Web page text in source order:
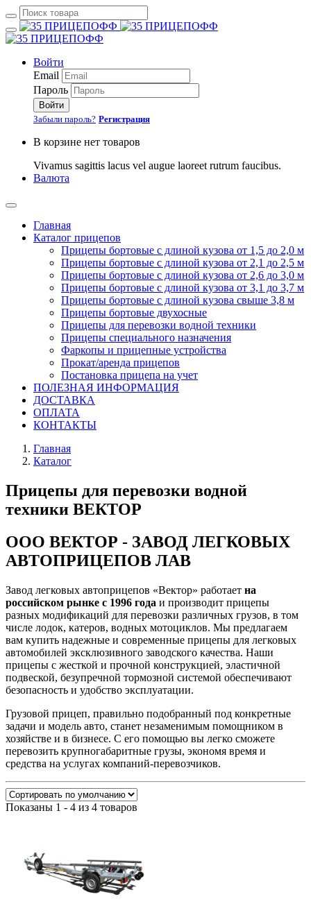
Войти
Email
Пароль
Войти
Забыли пароль? Регистрация
В корзине нет товаров
Vivamus sagittis lacus vel augue laoreet rutrum faucibus.
Валюта
Главная
Каталог прицепов
Прицепы бортовые с длиной кузова от 1,5 до 2,0 м
Прицепы бортовые с длиной кузова от 2,1 до 2,5 м
Прицепы бортовые с длиной кузова от 2,6 до 3,0 м
Прицепы бортовые с длиной кузова от 3,1 до 3,7 м
Прицепы бортовые с длиной кузова свыше 3,8 м
Прицепы бортовые двухосные
Прицепы для перевозки водной техники
Прицепы специального назначения
Фаркопы и прицепные устройства
Прокат/аренда прицепов
Постановка прицепа на учет
ПОЛЕЗНАЯ ИНФОРМАЦИЯ
ДОСТАВКА
ОПЛАТА
КОНТАКТЫ
Главная
Каталог
Прицепы для перевозки водной
техники ВЕКТОР
ООО ВЕКТОР - ЗАВОД ЛЕГКОВЫХ
АВТОПРИЦЕПОВ ЛАВ
Завод легковых автоприцепов «Вектор» работает на
российском рынке с 1996 года и производит прицепы
разных модификаций для перевозки различных грузов, в том
числе лодок, катеров, водных мотоциклов. Мы предлагаем
вам купить надежные и современные прицепы для легковых
автомобилей эксклюзивного заводского качества. Наши
прицепы с жесткой и прочной конструкцией, эластичной
подвеской, безупречной тормозной системой обеспечивают
безопасность и удобство эксплуатации.
Грузовой прицеп, правильно подобранный под конкретные
задачи и модель авто, станет незаменимым помощником в
хозяйстве и в бизнесе. С его помощью вы легко сможете
перевозить крупногабаритные грузы, экономя время и
средства на услугах компаний-перевозчиков.
Показаны 1 - 4 из 4 товаров